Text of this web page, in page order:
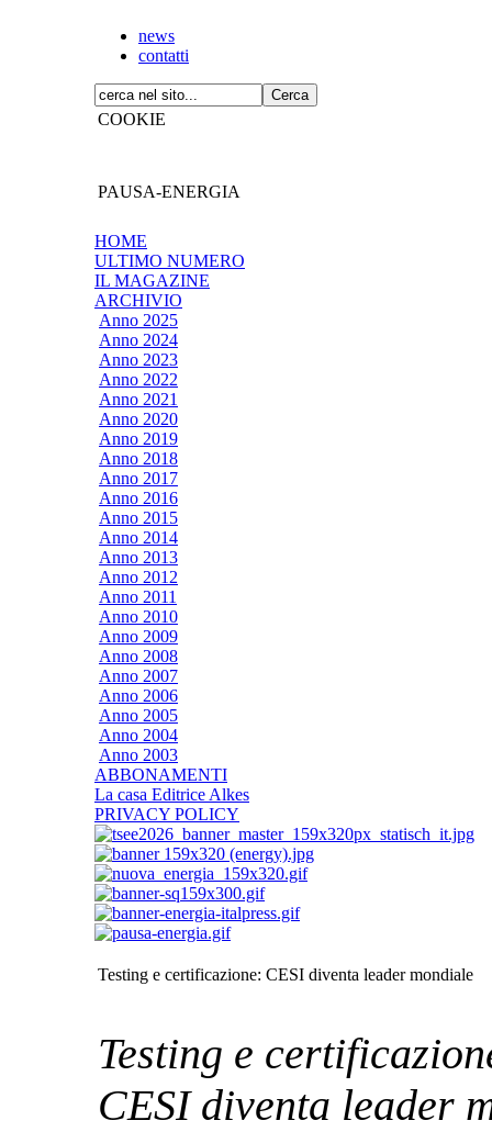
news
contatti
COOKIE
PAUSA-ENERGIA
HOME
ULTIMO NUMERO
IL MAGAZINE
ARCHIVIO
Anno 2025
Anno 2024
Anno 2023
Anno 2022
Anno 2021
Anno 2020
Anno 2019
Anno 2018
Anno 2017
Anno 2016
Anno 2015
Anno 2014
Anno 2013
Anno 2012
Anno 2011
Anno 2010
Anno 2009
Anno 2008
Anno 2007
Anno 2006
Anno 2005
Anno 2004
Anno 2003
ABBONAMENTI
La casa Editrice Alkes
PRIVACY POLICY
Testing e certificazione: CESI diventa leader mondiale
Testing e
CESI diventa leader